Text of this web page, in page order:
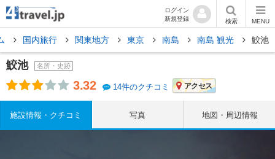
ログイン
新規登録
検索 MENU
国内旅行 関東地方 東京 南島 南島 観光 鮫池
鮫池 名所・史跡
3.32 14件のクチコミ アクセス
施設情報・クチコミ 写真 地図・周辺情報